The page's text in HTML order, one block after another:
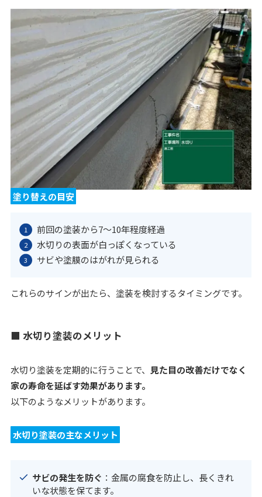
塗り替えの目安
前回の塗装から7〜10年程度経過
水切りの表面が白っぽくなっている
サビや塗膜のはがれが見られる
これらのサインが出たら、塗装を検討するタイミングです。
■ 水切り塗装のメリット
水切り塗装を定期的に行うことで、 見た目の改善だけでなく
家の寿命を延ばす効果があります。
以下のようなメリットがあります。
水切り塗装の主なメリット
サビの発生を防ぐ ：金属の腐食を防止し、長くきれ
いな状態を保てます。